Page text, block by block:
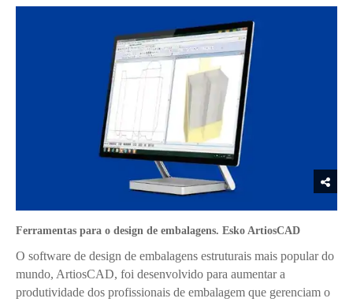
Ferramentas para o design de embalagens. Esko ArtiosCAD
O software de design de embalagens estruturais mais popular do
mundo, ArtiosCAD, foi desenvolvido para aumentar a
produtividade dos profissionais de embalagem que gerenciam o